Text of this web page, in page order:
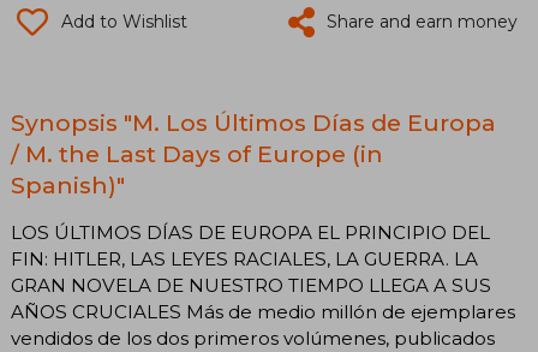
Add to Wishlist Share and earn money
Synopsis "M. Los Últimos Días de Europa
/ M. the Last Days of Europe (in
Spanish)"
LOS ÚLTIMOS DÍAS DE EUROPA EL PRINCIPIO DEL
FIN: HITLER, LAS LEYES RACIALES, LA GUERRA. LA
GRAN NOVELA DE NUESTRO TIEMPO LLEGA A SUS
AÑOS CRUCIALES Más de medio millón de ejemplares
vendidos de los dos primeros volúmenes, publicados